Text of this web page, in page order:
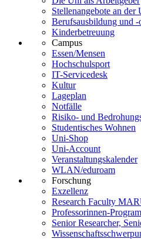
Stellenangebote an der
Berufsausbildung und
Kinderbetreuung
Campus
Essen/Mensen
Hochschulsport
IT-Servicedesk
Kultur
Lageplan
Notfälle
Risiko- und
Studentisches Wohnen
Uni-Shop
Uni-Account
Veranstaltungskalender
WLAN/eduroam
Forschung
Exzellenz
Research Faculty
Professorinnen-
Senior Researcher,